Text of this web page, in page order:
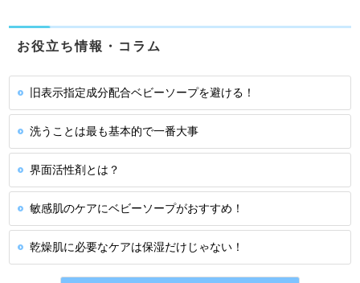
お役立ち情報・コラム
旧表示指定成分配合ベビーソープを避ける！
洗うことは最も基本的で一番大事
界面活性剤とは？
敏感肌のケアにベビーソープがおすすめ！
乾燥肌に必要なケアは保湿だけじゃない！